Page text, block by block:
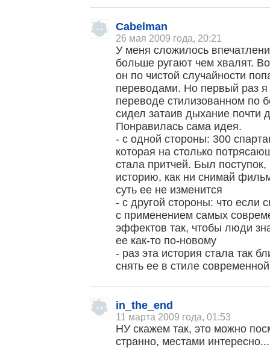
Cabelman
26 мая 2009 года, 20:21
У меня сложилось
больше ругают чем хвалят.
он по чистой случайности
переводами. Но первый раз я
переводе стилизованном по
сидел затаив дыхание почти
Понравилась сама идея.
- с одной стороны: 300
которая на столько
стала притчей. Был
историю, как ни снимай
суть ее не изменится
- с другой стороны: что если
с применением самых
эффектов так, чтобы люди
ее как-то по-новому
- раз эта история стала так
снять ее в стиле
in_the_end
11 марта 2009 года, 01:53
НУ скажем так, это можно
странно, местами